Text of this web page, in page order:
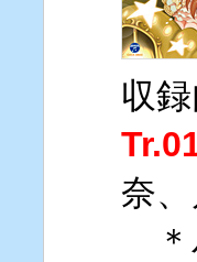
収
奈
＊